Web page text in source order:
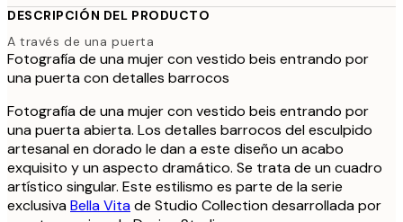
DESCRIPCIÓN DEL PRODUCTO
A través de una puerta
Fotografía de una mujer con vestido beis entrando por
una puerta con detalles barrocos
Fotografía de una mujer con vestido beis entrando por
una puerta abierta. Los detalles barrocos del esculpido
artesanal en dorado le dan a este diseño un acabo
exquisito y un aspecto dramático. Se trata de un cuadro
artístico singular. Este estilismo es parte de la serie
exclusivaBella Vitade Studio Collection desarrollada por